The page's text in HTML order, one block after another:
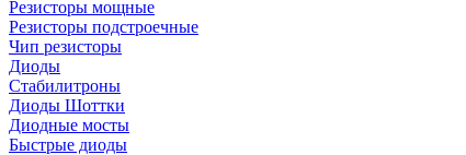
Резисторы мощные
Резисторы подстроечные
Чип резисторы
Диоды
Стабилитроны
Диоды Шоттки
Диодные мосты
Быстрые диоды